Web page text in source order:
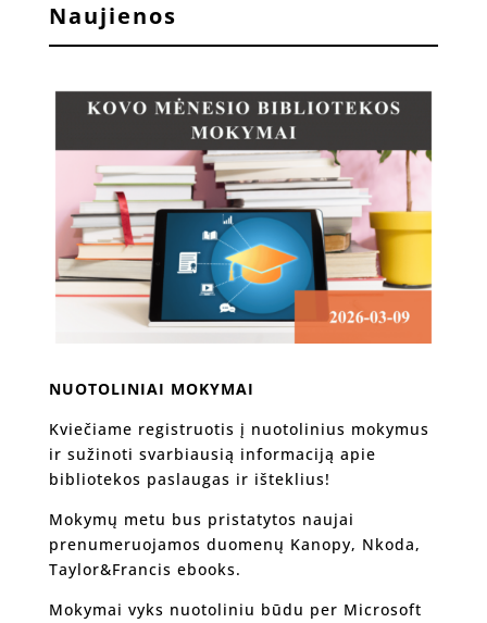
Naujienos
NUOTOLINIAI MOKYMAI
Kviečiame registruotis į nuotolinius mokymus
ir sužinoti svarbiausią informaciją apie
bibliotekos paslaugas ir išteklius!
Mokymų metu bus pristatytos naujai
prenumeruojamos duomenų Kanopy, Nkoda,
Taylor&Francis ebooks.
Mokymai vyks nuotoliniu būdu per Microsoft